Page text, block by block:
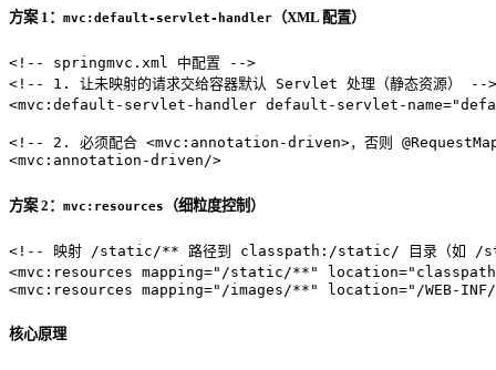
方案 1： mvc:default-servlet-handler （XML 配置）
<!-- springmvc.xml 中配置 -->
<!-- 1. 让未映射的请求交给容器默认 Servlet 处理（静态资源） -->
<mvc:default-servlet-handler default-servlet-name=
<!-- 2. 必须配合 <mvc:annotation-driven>，否则
<mvc:annotation-driven/>
方案 2： mvc:resources （细粒度控制）
<!-- 映射 /static/** 路径到 classpath:/static/ 目录（如
<mvc:resources mapping="/static/**" location=
<mvc:resources mapping="/images/**" location="/WEB-
核心原理